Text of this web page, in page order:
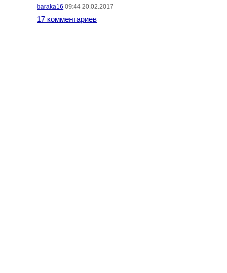
baraka16 09:44 20.02.2017
17 комментариев